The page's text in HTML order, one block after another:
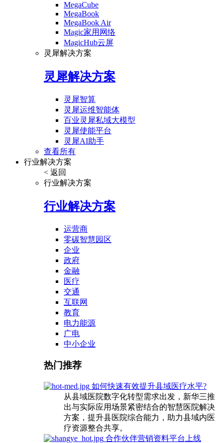
MegaCube
MegaBook
MegaBook Air
Magic家用网络
MagicHub云屏
灵犀解决方案
灵犀解决方案
灵犀智算
灵犀运维智能体
百业灵犀私域大模型
灵犀使能平台
灵犀AI助手
查看所有
行业解决方案
< 返回
行业解决方案
行业解决方案
运营商
零碳智慧园区
企业
政府
金融
医疗
交通
互联网
教育
电力能源
广电
中小企业
热门推荐
如何快速有效提升县域医疗水平?
从县域医院数字化转型需求出发，新华三推
出与实际应用场景紧密结合的智慧医院解决
方案，提升县医院综合能力，助力县域内医
疗资源整合共享。
合作伙伴营销资料平台上线